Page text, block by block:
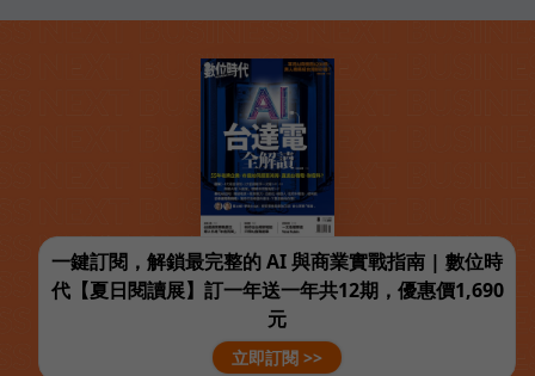
一鍵訂閱，解鎖最完整的 AI 與商業實戰指南 | 數位時
代【夏日閱讀展】訂一年送一年共12期，優惠價1,690
元
立即訂閱 >>